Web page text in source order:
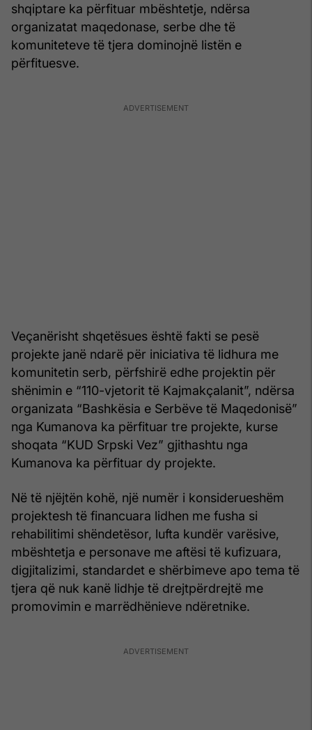
shqiptare ka përfituar mbështetje, ndërsa
organizatat maqedonase, serbe dhe të
komuniteteve të tjera dominojnë listën e
përfituesve.
Veçanërisht shqetësues është fakti se pesë
projekte janë ndarë për iniciativa të lidhura me
komunitetin serb, përfshirë edhe projektin për
shënimin e “110-vjetorit të Kajmakçalanit”, ndërsa
organizata “Bashkësia e Serbëve të Maqedonisë”
nga Kumanova ka përfituar tre projekte, kurse
shoqata “KUD Srpski Vez” gjithashtu nga
Kumanova ka përfituar dy projekte.
Në të njëjtën kohë, një numër i konsiderueshëm
projektesh të financuara lidhen me fusha si
rehabilitimi shëndetësor, lufta kundër varësive,
mbështetja e personave me aftësi të kufizuara,
digjitalizimi, standardet e shërbimeve apo tema të
tjera që nuk kanë lidhje të drejtpërdrejtë me
promovimin e marrëdhënieve ndëretnike.